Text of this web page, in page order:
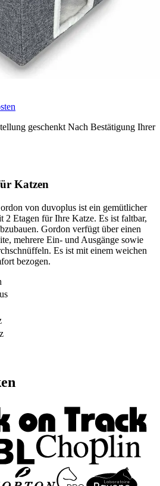
geschenkt Nach Bestätigung Ihrer
Katzen
von duvoplus ist ein gemütlicher
2 Etagen für Ihre Katze. Es ist faltbar,
Gordon verfügt über einen
mehrere Ein- und Ausgänge sowie
Es ist mit einem weichen
bezogen.